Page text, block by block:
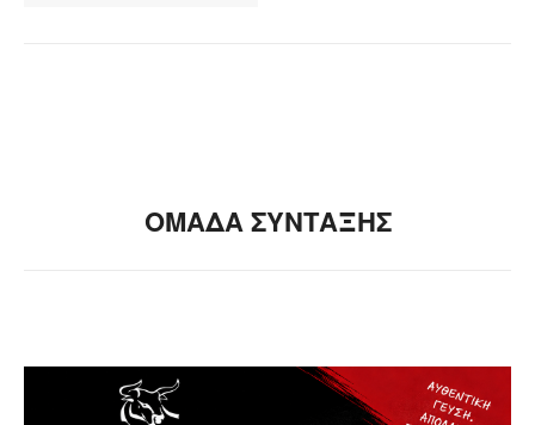
ΟΜΑΔΑ ΣΥΝΤΑΞΗΣ